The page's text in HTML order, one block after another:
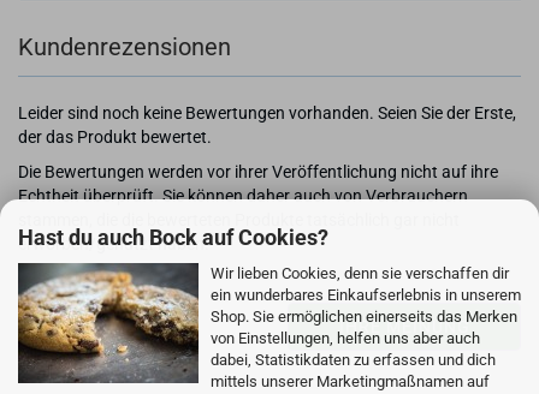
Hast du auch Bock auf Cookies?
Wir lieben Cookies, denn sie verschaffen dir
ein wunderbares Einkaufserlebnis in unserem
Shop. Sie ermöglichen einerseits das Merken
von Einstellungen, helfen uns aber auch
dabei, Statistikdaten zu erfassen und dich
mittels unserer Marketingmaßnamen auf
Kundenrezensionen
Leider sind noch keine Bewertungen vorhanden. Seien Sie der Erste,
der das Produkt bewertet.
Die Bewertungen werden vor ihrer Veröffentlichung nicht auf ihre
Echtheit überprüft. Sie können daher auch von Verbrauchern
erworben/genutzt haben.
IHRE MEINUNG